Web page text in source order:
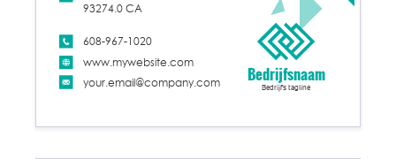
www.mywebsite.com
your.email@company.com
608-967-1020
93274.0 CA
Bedrijfsnaam
Bedrijfs tagline